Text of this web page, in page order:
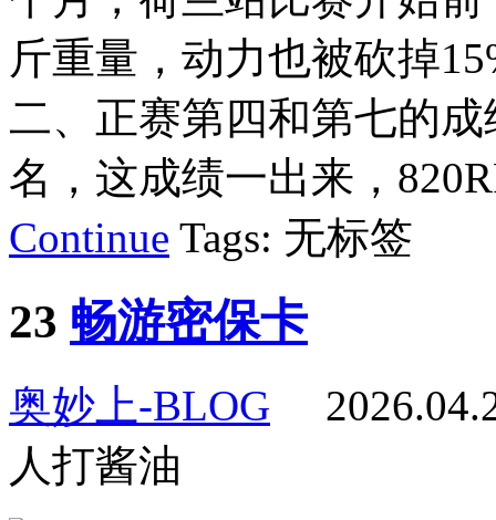
斤重量，动力也被砍掉
二、正赛第四和第七的
名，这成绩一出来，
Continue Tags: 无标签
23 畅游密保卡
奥妙上-BLOG
人打酱油